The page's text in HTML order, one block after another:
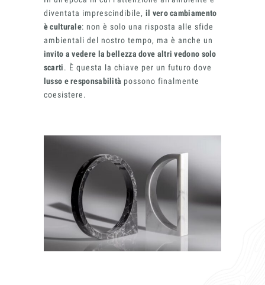
diventata imprescindibile, il vero cambiamento
è culturale: non è solo una risposta alle sfide
ambientali del nostro tempo, ma è anche un
invito a vedere la bellezza dove altri vedono solo
scarti. È questa la chiave per un futuro dove
lusso e responsabilità possono finalmente
coesistere.